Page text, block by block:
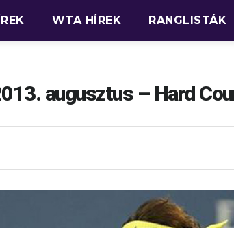
WTA HÍREK RANGLISTÁK
augusztus – Hard